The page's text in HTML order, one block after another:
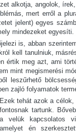
alkotja, angolok,
mert erről a
jelent) egyes
mindezeket egyesíti.
is, abban
kell tanulniuk,
értik meg azt, ami
mint megismerési
leszűrhető
zajló folyamatok
Ezek tehát azok a célok,
fontosnak tartunk.
a velük kapcsolatos
amelyet én